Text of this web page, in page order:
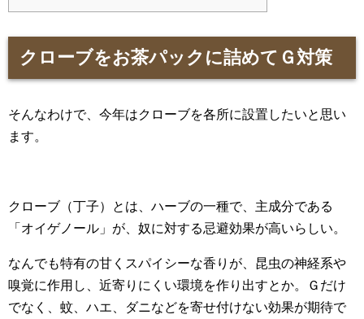
クローブをお茶パックに詰めてＧ対策
そんなわけで、今年はクローブを各所に設置したいと思い
ます。
クローブ（丁子）とは、ハーブの一種で、主成分である
「オイゲノール」が、奴に対する忌避効果が高いらしい。
なんでも特有の甘くスパイシーな香りが、昆虫の神経系や
嗅覚に作用し、近寄りにくい環境を作り出すとか。Ｇだけ
でなく、蚊、ハエ、ダニなどを寄せ付けない効果が期待で